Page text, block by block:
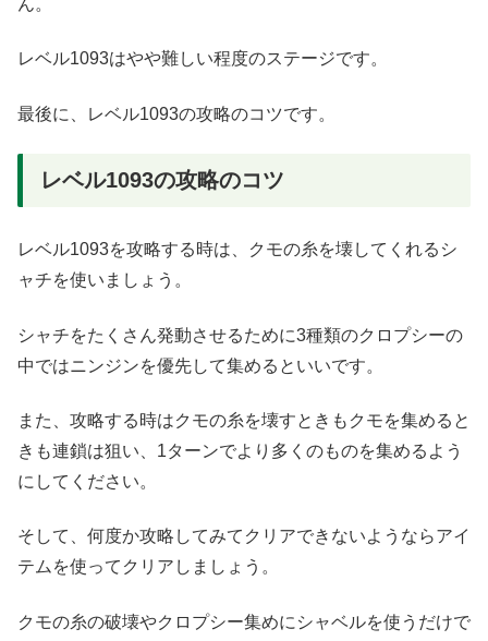
レベル1093はやや難しい程度のステージです。
最後に、レベル1093の攻略のコツです。
レベル1093の攻略のコツ
レベル1093を攻略する時は、クモの糸を壊してくれるシ
ャチを使いましょう。
シャチをたくさん発動させるために3種類のクロプシーの
中ではニンジンを優先して集めるといいです。
また、攻略する時はクモの糸を壊すときもクモを集めると
きも連鎖は狙い、1ターンでより多くのものを集めるよう
にしてください。
そして、何度か攻略してみてクリアできないようならアイ
テムを使ってクリアしましょう。
クモの糸の破壊やクロプシー集めにシャベルを使うだけで